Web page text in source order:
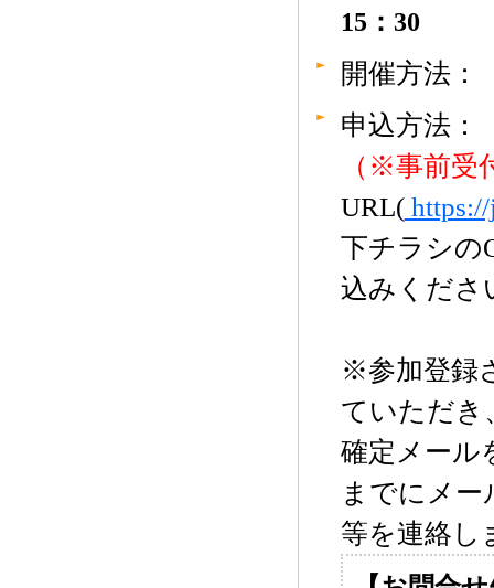
15：30
開催方法
申込方法
（※事前受
URL(https://
下チラシの
込みくださ
※参加登録
ていただき
確定メール
までにメー
等を連絡し